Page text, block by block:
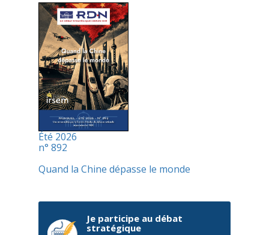
Été 2026
n° 892
Quand la Chine dépasse le monde
Je participe au débat
stratégique